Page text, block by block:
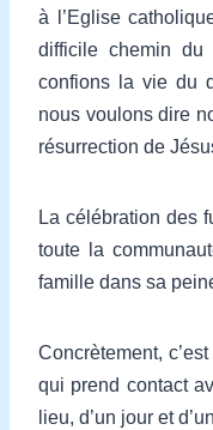
à l’Eglise
difficile chemin du
confions la vie du
nous voulons dire
résurrection de
La célébration des
toute la
famille dans sa
Concrètement,
qui prend contact
lieu, d’un jour et